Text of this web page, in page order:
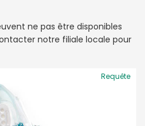
ne pas être disponibles
notre filiale locale pour
Requête